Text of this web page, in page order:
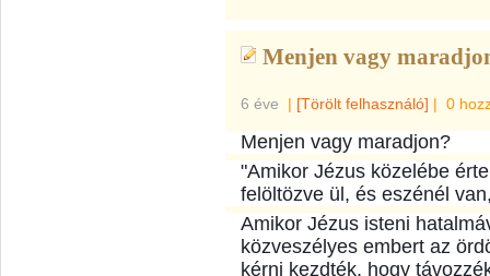
Menjen vagy
6 éve | [Törölt felhasználó] | 0
Menjen vagy maradjon?
"Amikor Jézus közelébe
felöltözve ül, és eszénél
Amikor Jézus isteni
közveszélyes embert az
kérni kezdték, hogy